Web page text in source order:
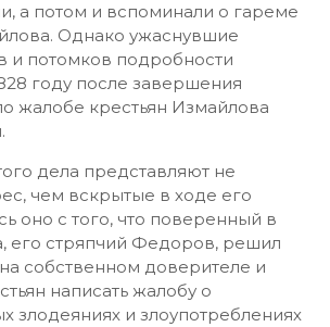
а потом и вспоминали о гареме
Однако ужаснувшие
и потомков подробности
году после завершения
жалобе крестьян Измайлова
дела представляют не
чем вскрытые в ходе его
оно с того, что поверенный в
его стряпчий Федоров, решил
собственном доверителе и
написать жалобу о
злодеяниях и злоупотреблениях